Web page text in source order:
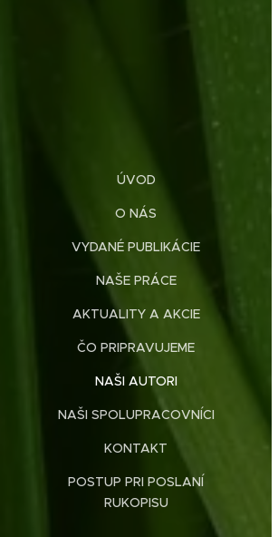
ÚVOD
O NÁS
VYDANÉ PUBLIKÁCIE
NAŠE PRÁCE
AKTUALITY A AKCIE
ČO PRIPRAVUJEME
NAŠI AUTORI
NAŠI SPOLUPRACOVNÍCI
KONTAKT
POSTUP PRI POSLANÍ
RUKOPISU